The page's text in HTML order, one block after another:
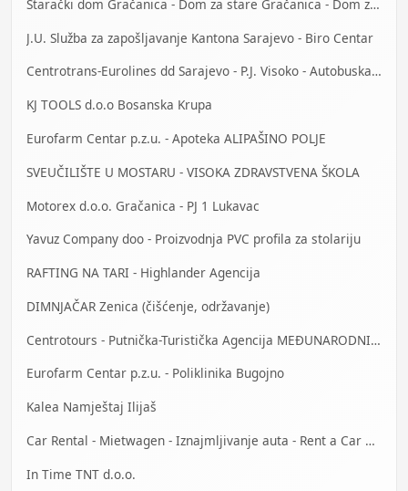
Starački dom Gračanica - Dom za stare Gračanica - Dom za stara lica Gračanica
J.U. Služba za zapošljavanje Kantona Sarajevo - Biro Centar
Centrotrans-Eurolines dd Sarajevo - P.J. Visoko - Autobuska stanica
KJ TOOLS d.o.o Bosanska Krupa
Eurofarm Centar p.z.u. - Apoteka ALIPAŠINO POLJE
SVEUČILIŠTE U MOSTARU - VISOKA ZDRAVSTVENA ŠKOLA
Motorex d.o.o. Gračanica - PJ 1 Lukavac
Yavuz Company doo - Proizvodnja PVC profila za stolariju
RAFTING NA TARI - Highlander Agencija
DIMNJAČAR Zenica (čišćenje, održavanje)
Centrotours - Putnička-Turistička Agencija MEĐUNARODNI AERODROM Sarajevo
Eurofarm Centar p.z.u. - Poliklinika Bugojno
Kalea Namještaj Ilijaš
Car Rental - Mietwagen - Iznajmljivanje auta - Rent a Car Banja Luka
In Time TNT d.o.o.